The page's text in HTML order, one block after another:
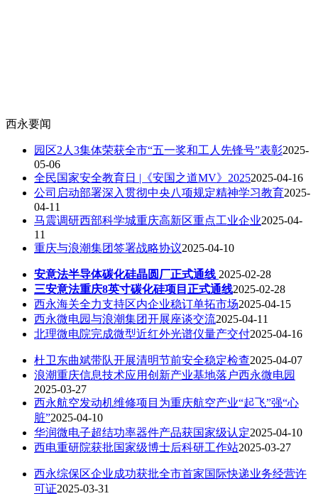
西永要闻
园区2人3集体荣获全市“五一奖和工人先锋号”表彰2025-
05-06
全民国家安全教育日 |《安国之道MV》20252025-04-16
公司启动部署深入贯彻中央八项规定精神学习教育2025-
04-11
马震调研西部科学城重庆高新区重点工业企业2025-04-
11
重庆与浪潮集团签署战略协议2025-04-10
安意法半导体碳化硅晶圆厂正式通线 2025-02-28
三安意法重庆8英寸碳化硅项目正式通线2025-02-28
西永海关全力支持区内企业稳订单拓市场2025-04-15
西永微电园与浪潮集团开展座谈交流2025-04-11
北理微电院完成微型近红外光谱仪量产交付2025-04-16
杜卫东曲斌带队开展清明节前安全稳定检查2025-04-07
浪潮重庆信息技术应用创新产业基地落户西永微电园
2025-03-27
西永航空发动机维修项目为重庆航空产业“起飞”强“心
脏”2025-04-10
华润微电子超结功率器件产品获国家级认定2025-04-10
西电重研院获批国家级博士后科研工作站2025-03-27
西永综保区企业成功获批全市首家国际快递业务经营许
可证2025-03-31